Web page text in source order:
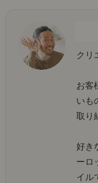
クリ
お客
いも
取り
好き
ーロ
イル